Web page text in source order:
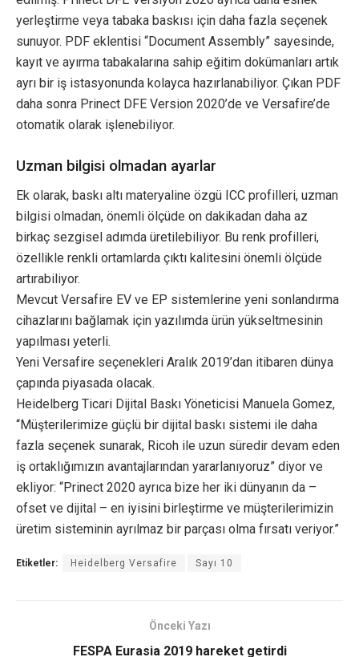
yerleştirme veya tabaka baskısı için daha fazla seçenek
sunuyor. PDF eklentisi “Document Assembly” sayesinde,
kayıt ve ayırma tabakalarına sahip eğitim dokümanları artık
ayrı bir iş istasyonunda kolayca hazırlanabiliyor. Çıkan PDF
daha sonra Prinect DFE Version 2020’de ve Versafire’de
otomatik olarak işlenebiliyor.
Uzman bilgisi olmadan ayarlar
Ek olarak, baskı altı materyaline özgü ICC profilleri, uzman
bilgisi olmadan, önemli ölçüde on dakikadan daha az
birkaç sezgisel adımda üretilebiliyor. Bu renk profilleri,
özellikle renkli ortamlarda çıktı kalitesini önemli ölçüde
artırabiliyor.
Mevcut Versafire EV ve EP sistemlerine yeni sonlandırma
cihazlarını bağlamak için yazılımda ürün yükseltmesinin
yapılması yeterli.
Yeni Versafire seçenekleri Aralık 2019’dan itibaren dünya
çapında piyasada olacak.
Heidelberg Ticari Dijital Baskı Yöneticisi Manuela Gomez,
“Müşterilerimize güçlü bir dijital baskı sistemi ile daha
fazla seçenek sunarak, Ricoh ile uzun süredir devam eden
iş ortaklığımızın avantajlarından yararlanıyoruz” diyor ve
ekliyor: “Prinect 2020 ayrıca bize her iki dünyanın da –
ofset ve dijital – en iyisini birleştirme ve müşterilerimizin
üretim sisteminin ayrılmaz bir parçası olma fırsatı veriyor.”
Etiketler: Heidelberg Versafire Sayı 10
Önceki Yazı
FESPA Eurasia 2019 hareket getirdi